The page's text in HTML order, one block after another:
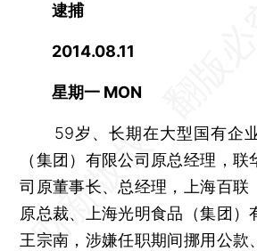
逮捕
2014.08.11
星期一 MON
59岁、长期在大型国有企
（集团）有限公司原总经理，
司原董事长、总经理，上海百联
原总裁、上海光明食品（集团）
王宗南，涉嫌任职期间挪用公款